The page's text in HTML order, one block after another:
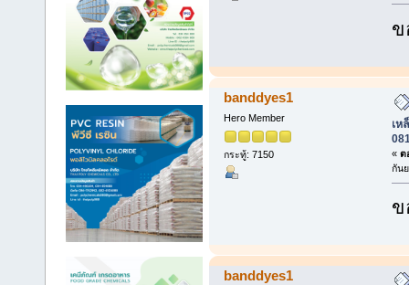
ข
banddyes1
Hero Member
กระทู้: 7150
เห
« ต
กัน
ข
banddyes1